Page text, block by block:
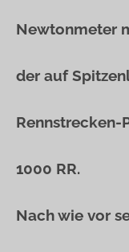
Newtonmeter
der auf
Rennstrecken-
1000 RR.
Nach wie vor